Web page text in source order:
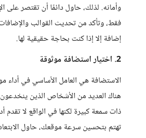
وأمانه. لذلك، حاول دائمًا أن تقتصر على
فقط، وتأكد من تحديث القوالب
إضافة إلا إذا كنت بحاجة حقيقية لها.
2. اختيار استضافة موثوقة
الاستضافة هي العامل الأساسي في أداء
هناك العديد من الأشخاص الذين
ذات سمعة كبيرة لكنها في الواقع لا تقدم
تهتم بتحسين سرعة موقعك، حاول